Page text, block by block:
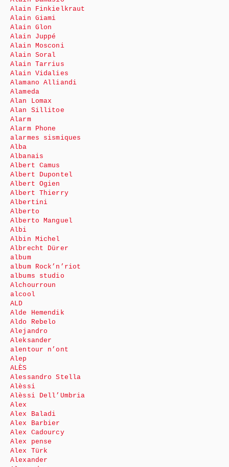
Alain Finkielkraut
Alain Giami
Alain Glon
Alain Juppé
Alain Mosconi
Alain Soral
Alain Tarrius
Alain Vidalies
Alamano Alliandi
Alameda
Alan Lomax
Alan Sillitoe
Alarm
Alarm Phone
alarmes sismiques
Alba
Albanais
Albert Camus
Albert Dupontel
Albert Ogien
Albert Thierry
Albertini
Alberto
Alberto Manguel
Albi
Albin Michel
Albrecht Dürer
album
album Rock’n’riot
albums studio
Alchourroun
alcool
ALD
Alde Hemendik
Aldo Rebelo
Alejandro
Aleksander
alentour n’ont
Alep
ALÈS
Alessandro Stella
Alèssi
Alèssi Dell’Umbria
Alex
Alex Baladi
Alex Barbier
Alex Cadourcy
Alex pense
Alex Türk
Alexander